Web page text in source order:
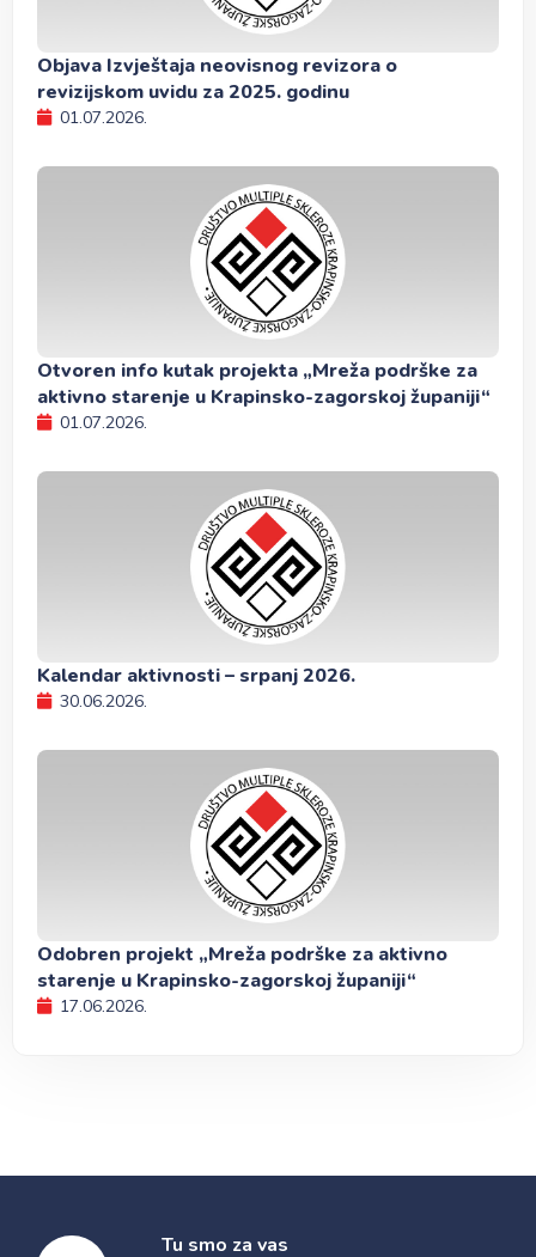
Objava Izvještaja neovisnog revizora o
revizijskom uvidu za 2025. godinu
01.07.2026.
Otvoren info kutak projekta „Mreža podrške za
aktivno starenje u Krapinsko-zagorskoj županiji“
01.07.2026.
Kalendar aktivnosti – srpanj 2026.
30.06.2026.
Odobren projekt „Mreža podrške za aktivno
starenje u Krapinsko-zagorskoj županiji“
17.06.2026.
Tu smo za vas